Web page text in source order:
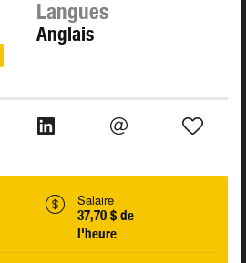
Langues
Anglais
Salaire
37,70 $ de
l'heure